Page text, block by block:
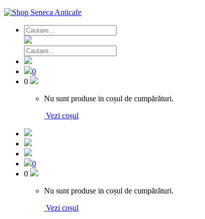
0
0
Nu sunt produse in coșul de cumpărături.
Vezi coșul
0
0
Nu sunt produse in coșul de cumpărături.
Vezi coșul